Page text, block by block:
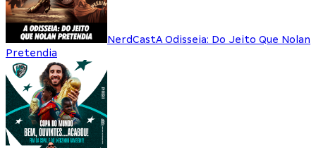
NerdCastA Odisseia: Do Jeito Que Nolan
Pretendia